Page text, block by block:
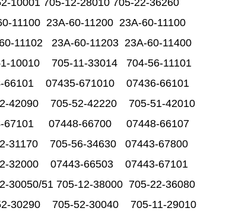
11100 23A-60-11200 23A-60-11100
11102 23A-60-11203 23A-60-11400
10010 705-11-33014 704-56-11101
66101 07435-671010 07436-66101
42090 705-52-42220 705-51-42010
67101 07448-66700 07448-66107
31170 705-56-34630 07443-67800
32000 07443-66503 07443-67101
51 705-12-38000 705-22-36080
30290 705-52-30040 705-11-29010